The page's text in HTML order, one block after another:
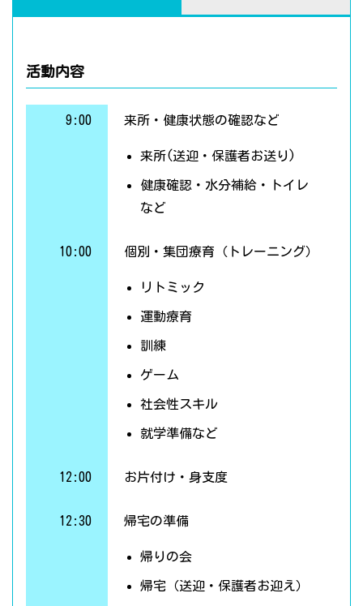
活動内容
9:00 来所・健康状態の確認など
来所(送迎・保護者お送り)
健康確認・水分補給・トイレ
など
10:00 個別・集団療育（トレーニング）
リトミック
運動療育
訓練
ゲーム
社会性スキル
就学準備など
12:00 お片付け・身支度
12:30 帰宅の準備
帰りの会
帰宅（送迎・保護者お迎え）